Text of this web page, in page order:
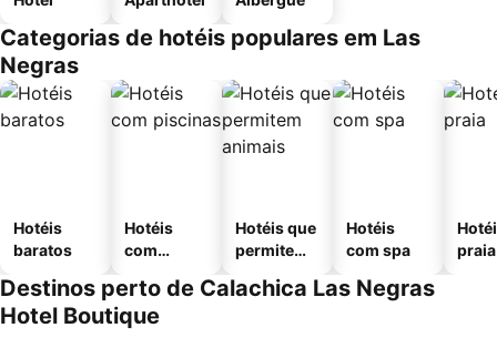
Categorias de hotéis populares em Las
Negras
Hotéis
baratos
Hotéis
com
Hotéis que
permitem
Hotéis
com spa
praia
Destinos perto de Calachica Las Negras
Hotel Boutique